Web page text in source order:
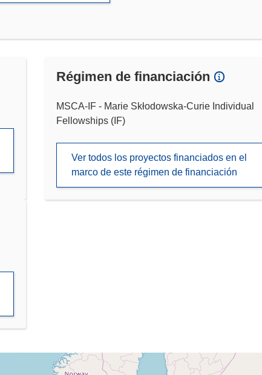
Régimen de financiación
MSCA-IF - Marie Skłodowska-Curie Individual
Fellowships (IF)
Ver todos los proyectos financiados en el
marco de este régimen de financiación